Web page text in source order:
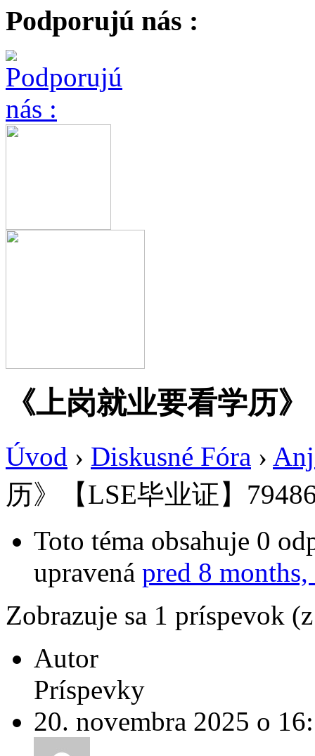
Podporujú nás :
《上岗就业要看学历
Úvod › Diskusné Fóra ›
历》【LSE毕业证】
Toto téma obsahuje 0
upravená pred 8 months,
Zobrazuje sa 1 príspevok
Autor
Príspevky
20. novembra 2025 o